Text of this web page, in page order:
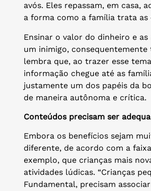
avós. Eles repassam, em casa,
a forma como a família trata as
Ensinar o valor do dinheiro e
um inimigo,
lembra que, ao trazer esse
informação chegue até as
justamente um dos papéis da
de maneira autônoma e crítica.
Conteúdos precisam ser
Embora os benefícios sejam
diferente, de acordo com a
exemplo, que crianças mais
atividades lúdicas. “Crianças
Fundamental, precisam